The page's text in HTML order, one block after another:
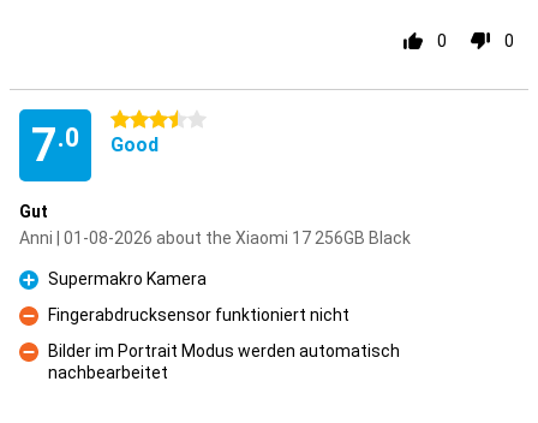
0 0
7.0
3.5 stars
Good
Gut
Anni | 01-08-2026 about the Xiaomi 17 256GB Black
Pro
Supermakro Kamera
Con
Fingerabdrucksensor funktioniert nicht
Con
Bilder im Portrait Modus werden automatisch
nachbearbeitet